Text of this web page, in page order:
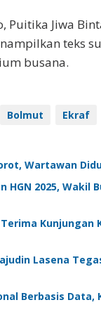
Puitika Jiwa
teks
busana.
Bolmut Ekraf
Wartawan
HGN 2025,
Kunjungan
Lasena
Berbasis